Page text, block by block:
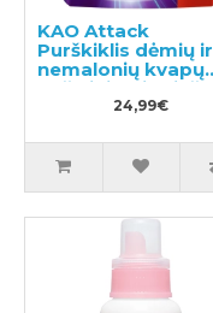
KAO Attack
Purškiklis dėmių ir
nemalonių kvapų
pašalinimui prieš
skalbimą užpildas
24,99€